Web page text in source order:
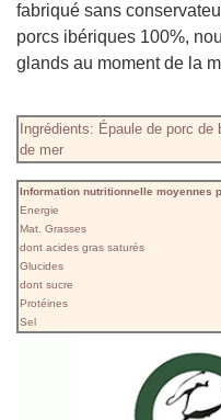
fabriqué sans
porcs ibériques 100%,
glands au moment de la
Ingrédients: Épaule de porc
de mer
Information nutritionnelle moyennes
Energie
Mat. Grasses
dont acides gras saturés
Glucides
dont sucre
Protéines
Sel